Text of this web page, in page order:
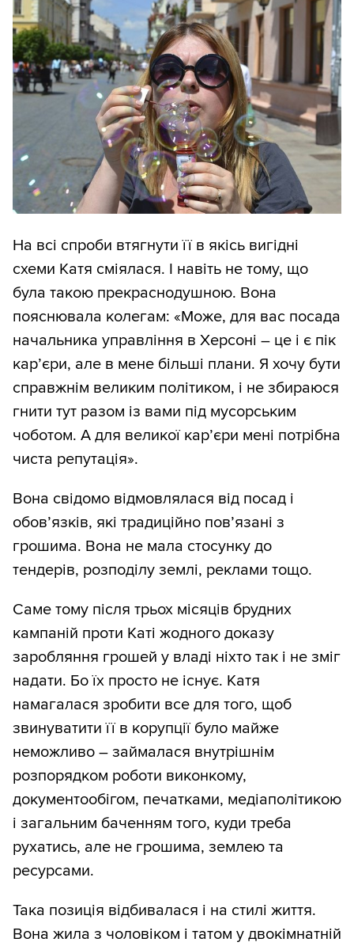
На всі спроби втягнути її в якісь вигідні
схеми Катя сміялася. І навіть не тому, що
була такою прекраснодушною. Вона
пояснювала колегам: «Може, для вас посада
начальника управління в Херсоні – це і є пік
кар’єри, але в мене більші плани. Я хочу бути
справжнім великим політиком, і не збираюся
гнити тут разом із вами під мусорським
чоботом. А для великої кар’єри мені потрібна
чиста репутація».
Вона свідомо відмовлялася від посад і
обов’язків, які традиційно пов’язані з
грошима. Вона не мала стосунку до
тендерів, розподілу землі, реклами тощо.
Саме тому після трьох місяців брудних
кампаній проти Каті жодного доказу
заробляння грошей у владі ніхто так і не зміг
надати. Бо їх просто не існує. Катя
намагалася зробити все для того, щоб
звинуватити її в корупції було майже
неможливо – займалася внутрішнім
розпорядком роботи виконкому,
документообігом, печатками, медіаполітикою
і загальним баченням того, куди треба
рухатись, але не грошима, землею та
ресурсами.
Така позиція відбивалася і на стилі життя.
Вона жила з чоловіком і татом у двокімнатній